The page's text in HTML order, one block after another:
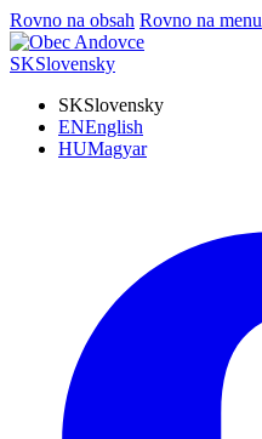
Rovno na obsah Rovno na menu
SKSlovensky
SKSlovensky
ENEnglish
HUMagyar